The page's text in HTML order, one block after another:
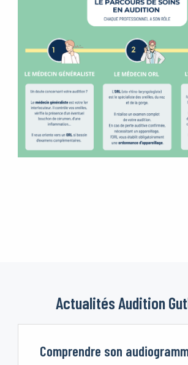
Actualités Audition
Comprendre son